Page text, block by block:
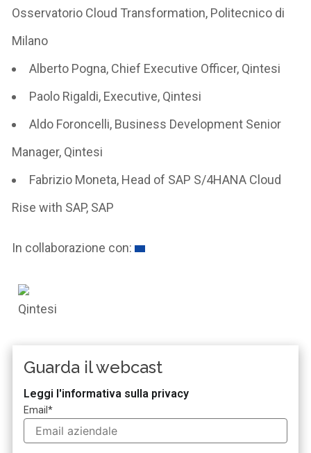
Osservatorio Cloud Transformation, Politecnico di
Milano
Alberto Pogna, Chief Executive Officer, Qintesi
Paolo Rigaldi, Executive, Qintesi
Aldo Foroncelli, Business Development Senior
Manager, Qintesi
Fabrizio Moneta, Head of SAP S/4HANA Cloud
Rise with SAP, SAP
In collaborazione con:
Guarda il webcast
Leggi l'informativa sulla privacy
Email*